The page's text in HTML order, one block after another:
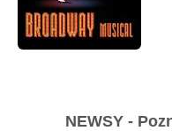
NEWSY -